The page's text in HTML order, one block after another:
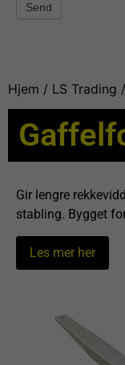
Send
Hjem / LS Trading
Gir lengre
stabling. Bygget
Les mer her